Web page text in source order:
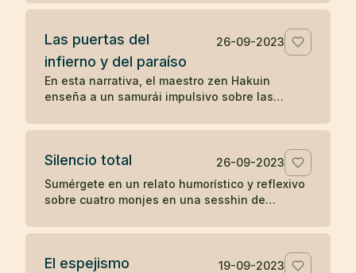
colérico barquero, ilustrando el poder del buen
positivo en otros.
Las puertas del
infierno y del paraíso
26-09-2023
En esta narrativa, el maestro zen Hakuin
enseña a un samurái impulsivo sobre las
cómo nuestras reacciones y estados mentales
tormento.
Silencio total
26-09-2023
Sumérgete en un relato humorístico y reflexivo
sobre cuatro monjes en una sesshin de
apagada revelan ironías sobre la disciplina y el
El espejismo
19-09-2023